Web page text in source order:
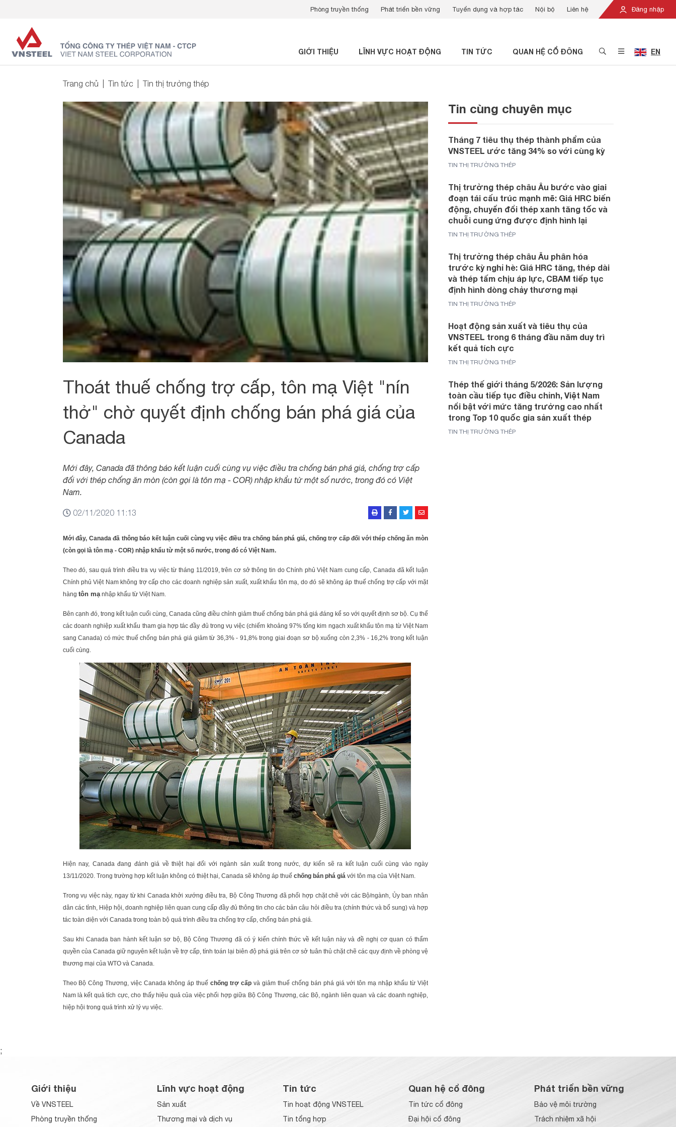
Đăng nhập
Phòng truyền thống Phát triển bền vững Tuyển dụng và hợp tác Nội bộ Liên hệ
GIỚI THIỆU LĨNH VỰC HOẠT ĐỘNG TIN TỨC QUAN HỆ CỔ ĐÔNG EN
Trang chủ Tin tức Tin thị trường thép
Thoát thuế chống trợ cấp, tôn mạ Việt "nín
thở" chờ quyết định chống bán phá giá của
Canada
Mới đây, Canada đã thông báo kết luận cuối cùng vụ việc điều tra chống bán phá giá, chống trợ cấp
đối với thép chống ăn mòn (còn gọi là tôn mạ - COR) nhập khẩu từ một số nước, trong đó có Việt
Nam.
02/11/2020 11:13
Mới đây, Canada đã thông báo kết luận cuối cùng vụ việc điều tra chống bán phá giá, chống trợ cấp đối với thép chống ăn mòn
(còn gọi là tôn mạ - COR) nhập khẩu từ một số nước, trong đó có Việt Nam.
Theo đó, sau quá trình điều tra vụ việc từ tháng 11/2019, trên cơ sở thông tin do Chính phủ Việt Nam cung cấp, Canada đã kết luận
Chính phủ Việt Nam không trợ cấp cho các doanh nghiệp sản xuất, xuất khẩu tôn mạ, do đó sẽ không áp thuế chống trợ cấp với mặt
hàng tôn mạnhập khẩu từ Việt Nam.
Bên cạnh đó, trong kết luận cuối cùng, Canada cũng điều chỉnh giảm thuế chống bán phá giá đáng kể so với quyết định sơ bộ. Cụ thể
các doanh nghiệp xuất khẩu tham gia hợp tác đầy đủ trong vụ việc (chiếm khoảng 97% tổng kim ngạch xuất khẩu tôn mạ từ Việt Nam
sang Canada) có mức thuế chống bán phá giá giảm từ 36,3% - 91,8% trong giai đoạn sơ bộ xuống còn 2,3% - 16,2% trong kết luận
cuối cùng.
Hiện nay, Canada đang đánh giá về thiệt hại đối với ngành sản xuất trong nước, dự kiến sẽ ra kết luận cuối cùng vào ngày
13/11/2020. Trong trường hợp kết luận không có thiệt hại, Canada sẽ không áp thuế chống bán phá giávới tôn mạ của Việt Nam.
Trong vụ việc này, ngay từ khi Canada khởi xướng điều tra, Bộ Công Thương đã phối hợp chặt chẽ với các Bộ/ngành, Ủy ban nhân
dân các tỉnh, Hiệp hội, doanh nghiệp liên quan cung cấp đầy đủ thông tin cho các bản câu hỏi điều tra (chính thức và bổ sung) và hợp
tác toàn diện với Canada trong toàn bộ quá trình điều tra chống trợ cấp, chống bán phá giá.
Sau khi Canada ban hành kết luận sơ bộ, Bộ Công Thương đã có ý kiến chính thức về kết luận này và đề nghị cơ quan có thẩm
quyền của Canada giữ nguyên kết luận về trợ cấp, tính toán lại biên độ phá giá trên cơ sở tuân thủ chặt chẽ các quy định về phòng vệ
thương mại của WTO và Canada.
Theo Bộ Công Thương, việc Canada không áp thuếchống trợ cấp và giảm thuế chống bán phá giá với tôn mạ nhập khẩu từ Việt
Nam là kết quả tích cực, cho thấy hiệu quả của việc phối hợp giữa Bộ Công Thương, các Bộ, ngành liên quan và các doanh nghiệp,
hiệp hội trong quá trình xử lý vụ việc.
Tin cùng chuyên mục
Tháng 7 tiêu thụ thép thành phẩm của
VNSTEEL ước tăng 34% so với cùng kỳ
TIN THỊ TRƯỜNG THÉP
Thị trường thép châu Âu bước vào giai
đoạn tái cấu trúc mạnh mẽ: Giá HRC biến
động, chuyển đổi thép xanh tăng tốc và
chuỗi cung ứng được định hình lại
TIN THỊ TRƯỜNG THÉP
Thị trường thép châu Âu phân hóa
trước kỳ nghỉ hè: Giá HRC tăng, thép dài
và thép tấm chịu áp lực, CBAM tiếp tục
định hình dòng chảy thương mại
TIN THỊ TRƯỜNG THÉP
Hoạt động sản xuất và tiêu thụ của
VNSTEEL trong 6 tháng đầu năm duy trì
kết quả tích cực
TIN THỊ TRƯỜNG THÉP
Thép thế giới tháng 5/2026: Sản lượng
toàn cầu tiếp tục điều chỉnh, Việt Nam
nổi bật với mức tăng trưởng cao nhất
trong Top 10 quốc gia sản xuất thép
TIN THỊ TRƯỜNG THÉP
;
Giới thiệu
Về VNSTEEL
Phòng truyền thống
Lĩnh vực hoạt động
Sản xuất
Thương mại và dịch vụ
Tin tức
Tin hoạt động VNSTEEL
Tin tổng hợp
Quan hệ cổ đông
Tin tức cổ đông
Đại hội cổ đông
Phát triển bền vững
Bảo vệ môi trường
Trách nhiệm xã hội